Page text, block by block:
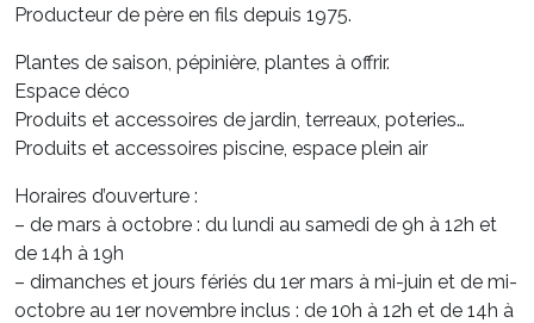
Producteur de père en fils depuis 1975.
Plantes de saison, pépinière, plantes à offrir.
Espace déco
Produits et accessoires de jardin, terreaux, poteries…
Produits et accessoires piscine, espace plein air
Horaires d’ouverture :
– de mars à octobre : du lundi au samedi de 9h à 12h et
de 14h à 19h
– dimanches et jours fériés du 1er mars à mi-juin et de mi-
octobre au 1er novembre inclus : de 10h à 12h et de 14h à